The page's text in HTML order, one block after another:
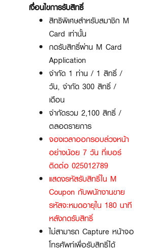
เงื่อนไขการรับสิทธิ์
สิทธิพิเศษสำหรับสมาชิก M
Card เท่านั้น
กดรับสิทธิ์ผ่าน M Card
Application
จำกัด 1 ท่าน / 1 สิทธิ์ /
วัน, จำกัด 300 สิทธิ์ /
เดือน
จำกัดรวม 2,100 สิทธิ์ /
ตลอดรายการ
จองเวลาออกรอบล่วงหน้า
อย่างน้อย 7 วัน ที่เบอร์
ติดต่อ 025012789
แสดงรหัสรับสิทธิ์ใน M
Coupon กับพนักงานขาย
รหัสจะหมดอายุใน 180 นาที
หลังกดรับสิทธิ์
ไม่สามารถ Capture หน้าจอ
โทรศัพท์เพื่อรับสิทธิ์ได้